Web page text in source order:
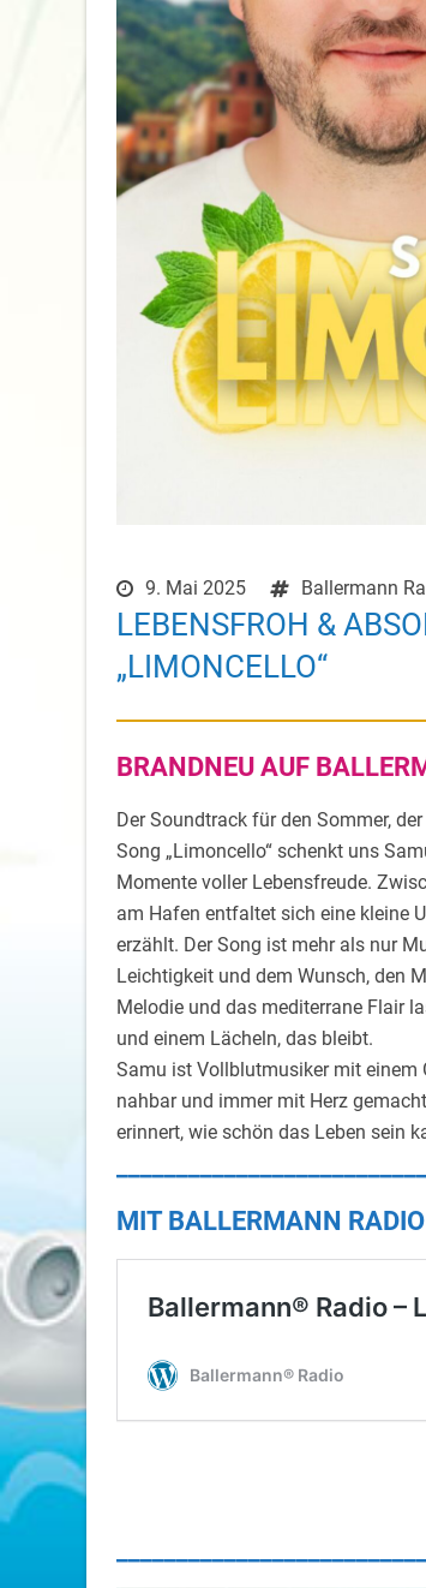
9. Mai 2025 Ballermann
LEBENSFROH &
„LIMONCELLO“
BRANDNEU AUF
Der Soundtrack für den Sommer,
Song „Limoncello“ schenkt uns
Momente voller Lebensfreude.
am Hafen entfaltet sich eine kleine
erzählt. Der Song ist mehr als nur
Leichtigkeit und dem Wunsch, den
Melodie und das mediterrane Flair
und einem Lächeln, das bleibt.
Samu ist Vollblutmusiker mit einem
nahbar und immer mit Herz
erinnert, wie schön das Leben sein
MIT BALLERMANN